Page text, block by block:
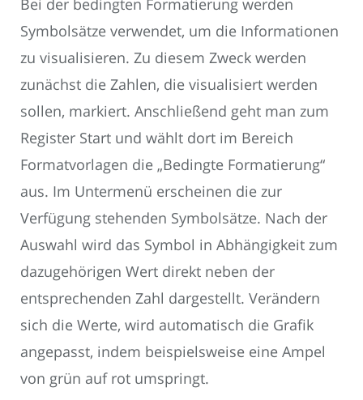
Bei der bedingten Formatierung werden
Symbolsätze verwendet, um die Informationen
zu visualisieren. Zu diesem Zweck werden
zunächst die Zahlen, die visualisiert werden
sollen, markiert. Anschließend geht man zum
Register Start und wählt dort im Bereich
Formatvorlagen die „Bedingte Formatierung“
aus. Im Untermenü erscheinen die zur
Verfügung stehenden Symbolsätze. Nach der
Auswahl wird das Symbol in Abhängigkeit zum
dazugehörigen Wert direkt neben der
entsprechenden Zahl dargestellt. Verändern
sich die Werte, wird automatisch die Grafik
angepasst, indem beispielsweise eine Ampel
von grün auf rot umspringt.